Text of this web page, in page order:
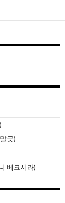
긋)
베크시라)